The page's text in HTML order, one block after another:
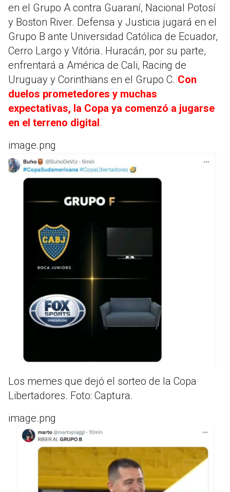
en el Grupo A contra Guaraní, Nacional Potosí
y Boston River. Defensa y Justicia jugará en el
Grupo B ante Universidad Católica de Ecuador,
Cerro Largo y Vitória. Huracán, por su parte,
enfrentará a América de Cali, Racing de
Uruguay y Corinthians en el Grupo C. Con
duelos prometedores y muchas
expectativas, la Copa ya comenzó a jugarse
en el terreno digital.
image.png
Los memes que dejó el sorteo de la Copa
Libertadores. Foto: Captura.
image.png